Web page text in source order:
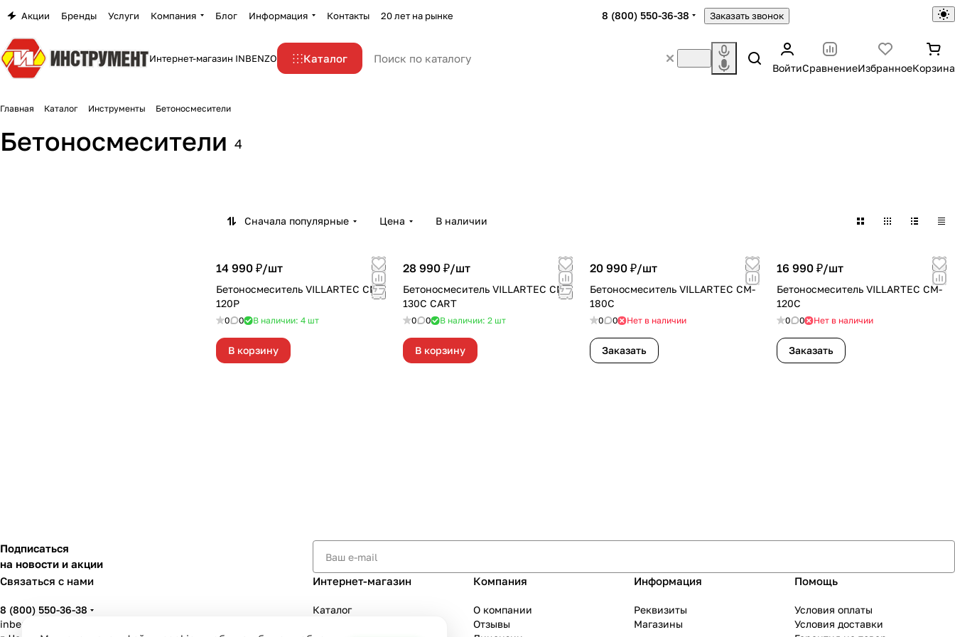
Акции Бренды Услуги Компания Блог Информация Контакты 20 лет на рынке 8 (800) 550-36-38 Заказать звонок
Интернет-магазин INBENZO Каталог
ВойтиСравнениеИзбранноеКорзина
Главная Каталог Инструменты Бетоносмесители
Бетоносмесители 4
Сначала популярные Цена В наличии
14 990 ₽/шт
Бетоносмеситель VILLARTEC CM-
120P
0 0 В наличии: 4 шт
В корзину
28 990 ₽/шт
Бетоносмеситель VILLARTEC CM-
130С CART
0 0 В наличии: 2 шт
В корзину
20 990 ₽/шт
Бетоносмеситель VILLARTEC CM-
180С
0 0 Нет в наличии
Заказать
16 990 ₽/шт
Бетоносмеситель VILLARTEC CM-
120С
0 0 Нет в наличии
Заказать
Подписаться
на новости и акции
Связаться с нами
8 (800) 550-36-38
inbenzo35@list.ru
Интернет-магазин
Каталог
Компания
О компании
Отзывы
Информация
Реквизиты
Магазины
Помощь
Условия оплаты
Условия доставки